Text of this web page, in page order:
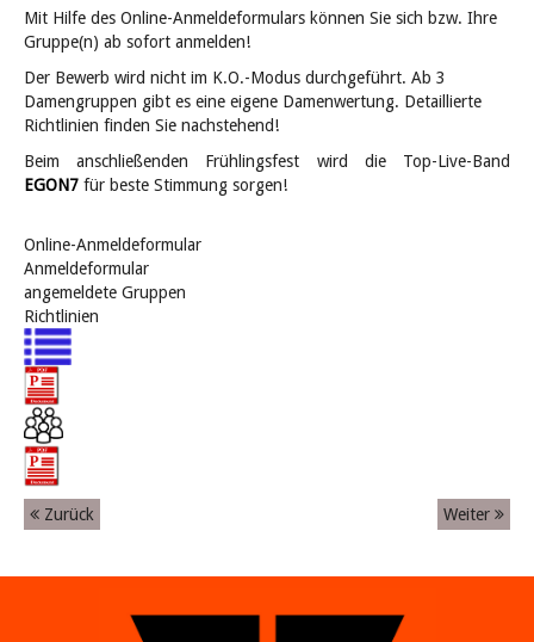
Mit Hilfe des Online-Anmeldeformulars können Sie sich bzw. Ihre
Gruppe(n) ab sofort anmelden!
Der Bewerb wird nicht im K.O.-Modus durchgeführt. Ab 3
Damengruppen gibt es eine eigene Damenwertung. Detaillierte
Richtlinien finden Sie nachstehend!
Beim anschließenden Frühlingsfest wird die Top-Live-Band
EGON7 für beste Stimmung sorgen!
Online-Anmeldeformular
Anmeldeformular
angemeldete Gruppen
Richtlinien
Zurück Weiter